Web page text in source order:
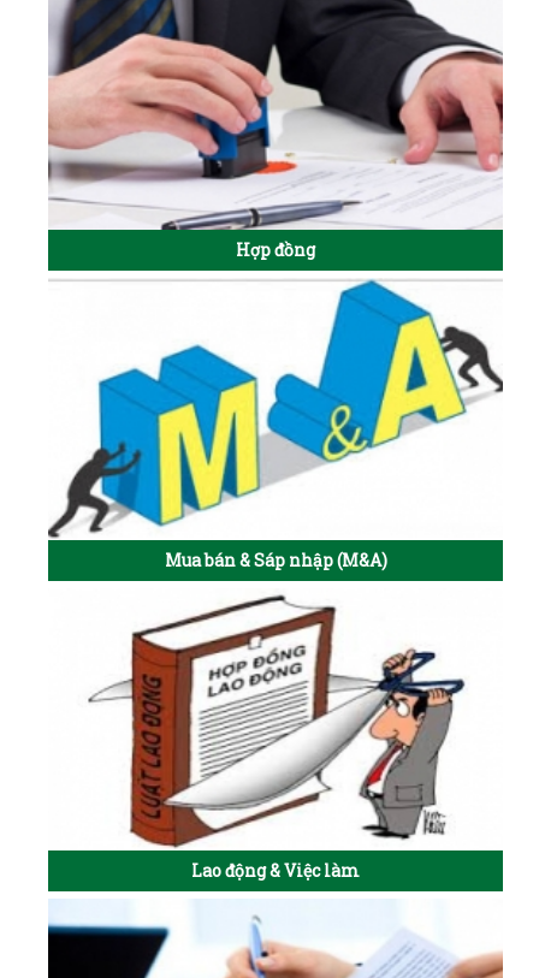
Hợp đồng
Mua bán & Sáp nhập (M&A)
Lao động & Việc làm